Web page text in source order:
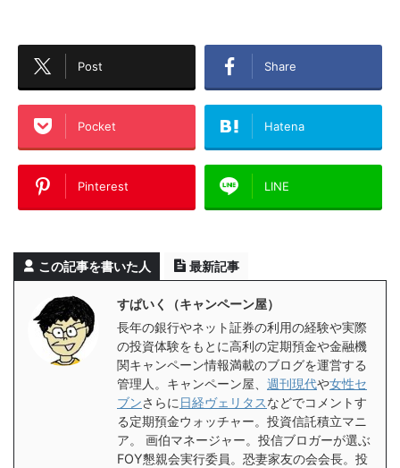
Post Share
Pocket Hatena
Pinterest LINE
この記事を書いた人 最新記事
すぱいく（キャンペーン屋）
長年の銀行やネット証券の利用の経験や実際
の投資体験をもとに高利の定期預金や金融機
関キャンペーン情報満載のブログを運営する
管理人。キャンペーン屋、 週刊現代や女性セ
ブンさらに 日経ヴェリタスなどでコメントす
る定期預金ウォッチャー。投資信託積立マニ
ア。 画伯マネージャー。投信ブロガーが選ぶ
FOY懇親会実行委員。恐妻家友の会会長。投